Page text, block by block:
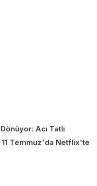
Acı Tatlı
Temmuz'da Netflix'te